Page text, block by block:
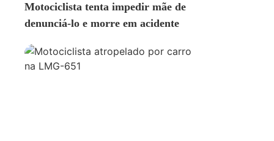
Motociclista tenta impedir mãe de
denunciá-lo e morre em acidente